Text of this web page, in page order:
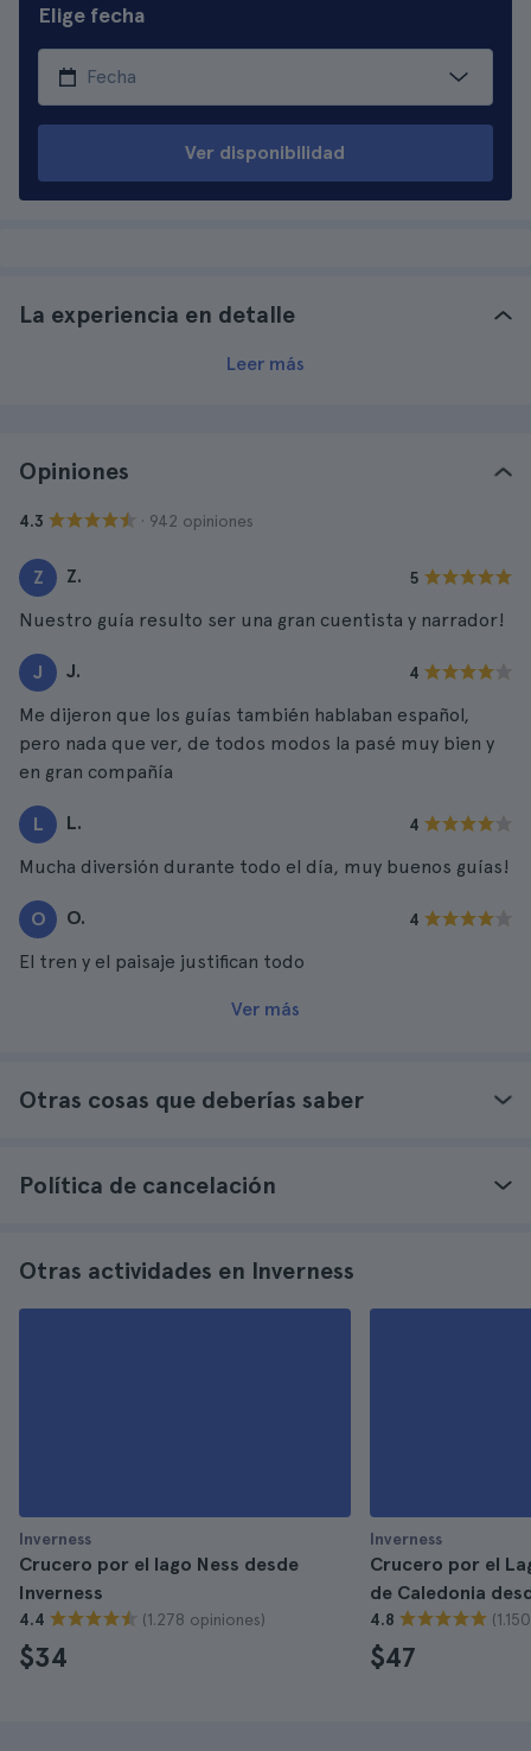
Elige fecha
Ver disponibilidad
La experiencia en detalle
Leer más
Opiniones
4.3 · 942 opiniones
Z Z. 5
Nuestro guía resulto ser una gran cuentista y narrador!
J J. 4
Me dijeron que los guías también hablaban español,
pero nada que ver, de todos modos la pasé muy bien y
en gran compañía
L L. 4
Mucha diversión durante todo el día, muy buenos guías!
O O. 4
El tren y el paisaje justifican todo
Ver más
Otras cosas que deberías saber
Política de cancelación
Otras actividades en Inverness
Inverness
Crucero por el lago Ness desde
Inverness
4.4 (1.278 opiniones)
$34
Inverness
Crucero por el
de Caledonia
4.8
$47